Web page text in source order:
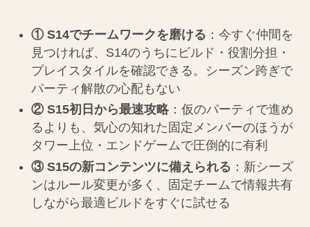
① S14でチームワークを磨ける ：今すぐ仲間を
見つければ、S14のうちにビルド・役割分担・
プレイスタイルを確認できる。シーズン跨ぎで
パーティ解散の心配もない
② S15初日から最速攻略：仮のパーティで進め
るよりも、気心の知れた固定メンバーのほうが
タワー上位・エンドゲームで圧倒的に有利
③ S15の新コンテンツに備えられる ：新シーズ
ンはルール変更が多く、固定チームで情報共有
しながら最適ビルドをすぐに試せる